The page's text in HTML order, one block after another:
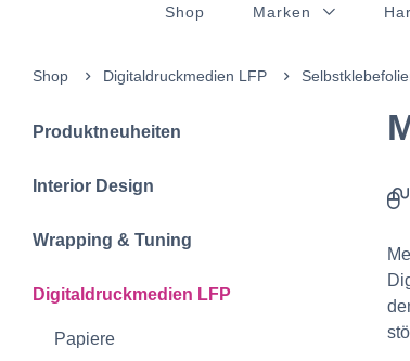
Shop Marken
Shop Digitaldruckmedien LFP
Produktneuheiten
Interior Design
Wrapping & Tuning
Digitaldruckmedien LFP
Papiere